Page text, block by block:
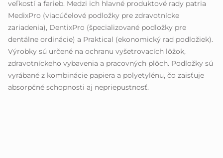
veľkostí a farieb. Medzi ich hlavné produktové rady patria
MedixPro (viacúčelové podložky pre zdravotnícke
zariadenia), DentixPro (špecializované podložky pre
dentálne ordinácie) a Praktical (ekonomický rad podložiek).
Výrobky sú určené na ochranu vyšetrovacích lôžok,
zdravotníckeho vybavenia a pracovných plôch. Podložky sú
vyrábané z kombinácie papiera a polyetylénu, čo zaisťuje
absorpčné schopnosti aj nepriepustnosť.